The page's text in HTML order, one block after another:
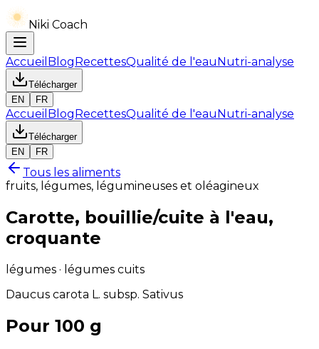
Niki Coach
Accueil BlogRecettesQualité de l'eauNutri-analyse
Télécharger
EN
FR
Accueil BlogRecettesQualité de l'eauNutri-analyse
Télécharger
EN
FR
Tous les aliments
fruits, légumes, légumineuses et oléagineux
Carotte, bouillie/cuite à l'eau,
croquante
légumes · légumes cuits
Daucus carota L. subsp. Sativus
Pour 100 g